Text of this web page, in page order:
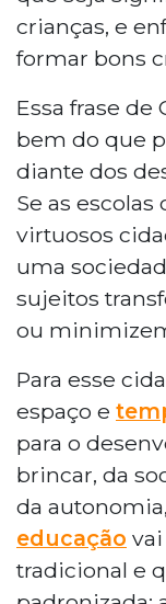
crianças, e
formar bons
Essa frase
bem do que
diante dos
Se as
virtuosos
uma
sujeitos
ou
Para esse
espaço e
para o
brincar, da
da
educação
tradicional e